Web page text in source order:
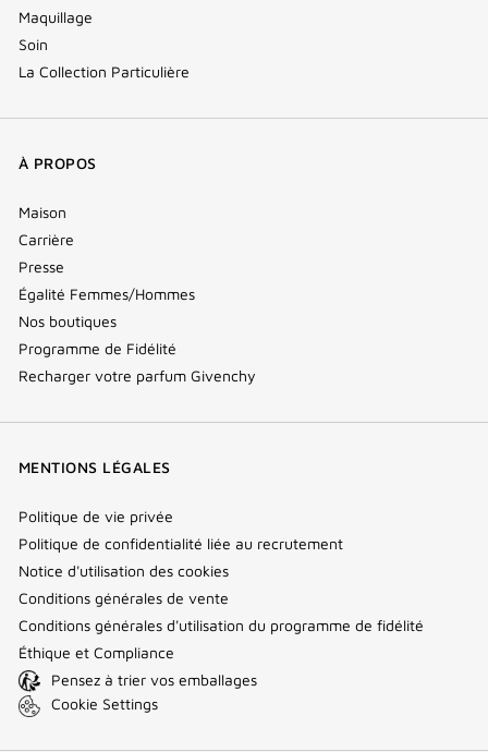
Maquillage
Soin
La Collection Particulière
À PROPOS
Maison
Carrière
Presse
Égalité Femmes/Hommes
Nos boutiques
Programme de Fidélité
Recharger votre parfum Givenchy
MENTIONS LÉGALES
Politique de vie privée
Politique de confidentialité liée au recrutement
Notice d'utilisation des cookies
Conditions générales de vente
Conditions générales d'utilisation du programme de fidélité
Éthique et Compliance
Pensez à trier vos emballages
Cookie Settings